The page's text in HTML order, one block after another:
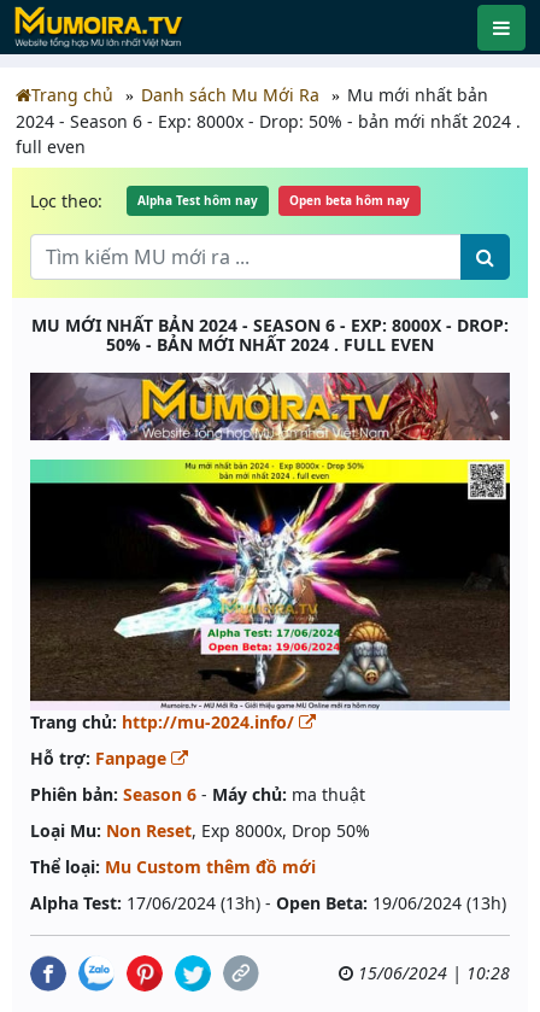
Trang chủ Danh sách Mu Mới Ra
Mu mới nhất bản
2024 - Season 6 - Exp: 8000x - Drop: 50% - bản mới nhất 2024 .
full even
Lọc theo: Alpha Test hôm nay Open beta hôm nay
MU MỚI NHẤT BẢN 2024 - SEASON 6 - EXP: 8000X - DROP:
50% - BẢN MỚI NHẤT 2024 . FULL EVEN
Trang chủ: http://mu-2024.info/
Hỗ trợ: Fanpage
Phiên bản: Season 6 - Máy chủ: ma thuật
Loại Mu: Non Reset, Exp 8000x, Drop 50%
Thể loại: Mu Custom thêm đồ mới
Alpha Test: 17/06/2024 (13h) - Open Beta: 19/06/2024 (13h)
15/06/2024 | 10:28